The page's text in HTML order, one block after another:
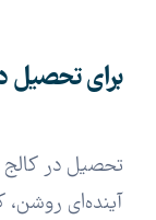
برای تحصیل
تحصیل در کالج
آینده‌ای روشن،